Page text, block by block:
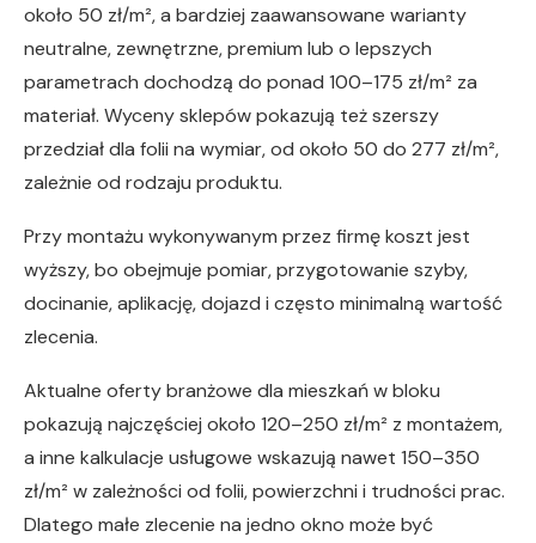
około 50 zł/m², a bardziej zaawansowane warianty
neutralne, zewnętrzne, premium lub o lepszych
parametrach dochodzą do ponad 100–175 zł/m² za
materiał. Wyceny sklepów pokazują też szerszy
przedział dla folii na wymiar, od około 50 do 277 zł/m²,
zależnie od rodzaju produktu.
Przy montażu wykonywanym przez firmę koszt jest
wyższy, bo obejmuje pomiar, przygotowanie szyby,
docinanie, aplikację, dojazd i często minimalną wartość
zlecenia.
Aktualne oferty branżowe dla mieszkań w bloku
pokazują najczęściej około 120–250 zł/m² z montażem,
a inne kalkulacje usługowe wskazują nawet 150–350
zł/m² w zależności od folii, powierzchni i trudności prac.
Dlatego małe zlecenie na jedno okno może być